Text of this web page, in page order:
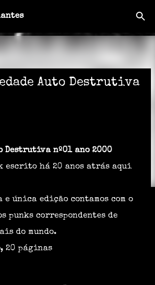
o conteúdo principal
Auto Destrutiva
Destrutiva nº01 ano 2000
escrito há 20 anos atrás aqui
única edição contamos com o
punks correspondentes de
do mundo.
20 páginas